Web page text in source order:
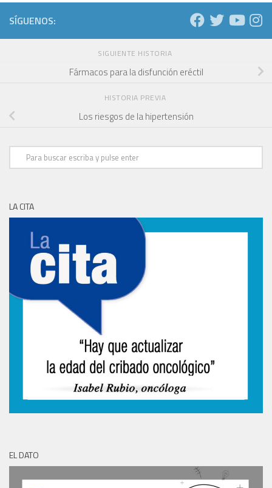
SÍGUENOS:
SIGUIENTE HISTORIA
Fármacos para la disfunción eréctil
HISTORIA PREVIA
Los riesgos de la hipertensión
LA CITA
EL DATO